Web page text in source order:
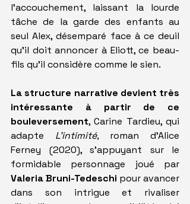
l'accouchement, laissant la lourde
tâche de la garde des enfants au
seul Alex, désemparé face à ce deuil
qu'il doit annoncer à Eliott, ce beau-
fils qu'il considère comme le sien.
La structure narrative devient très
intéressante à partir de ce
bouleversement, Carine Tardieu, qui
adapte L'intimité, roman d'Alice
Ferney (2020), s'appuyant sur le
Valeria Bruni-Tedeschi pour avancer
dans son intrigue et rivaliser